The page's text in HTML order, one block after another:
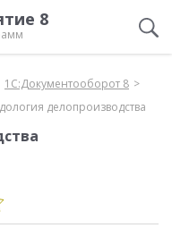
8
1С:Документооборот 8
делопроизводства